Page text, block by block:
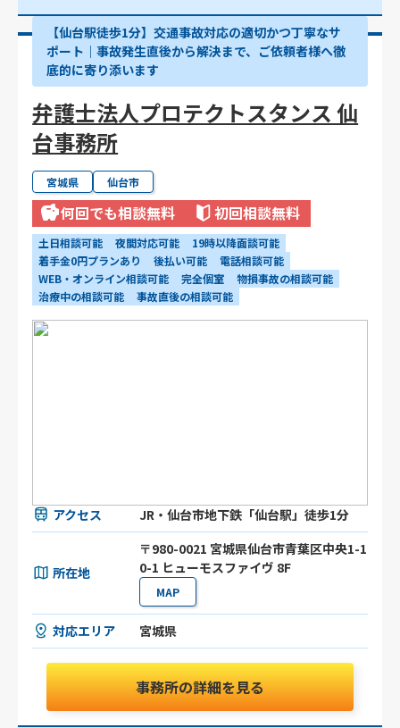
【仙台駅徒歩1分】交通事故対応の適切かつ丁寧なサ
ポート｜事故発生直後から解決まで、ご依頼者様へ徹
底的に寄り添います
弁護士法人プロテクトスタンス 仙
台事務所
宮城県 仙台市
何回でも相談無料 初回相談無料
土日相談可能 夜間対応可能
19時以降面談可能
着手金0円プランあり
後払い可能
電話相談可能
WEB・オンライン相談可能
完全個室
物損事故の相談可能
治療中の相談可能
事故直後の相談可能
アクセス JR・仙台市地下鉄「仙台駅」徒歩1分
所在地
〒980-0021 宮城県仙台市青葉区中央1-1
0-1 ヒューモスファイヴ 8F
MAP
対応エリア 宮城県
事務所の詳細を見る